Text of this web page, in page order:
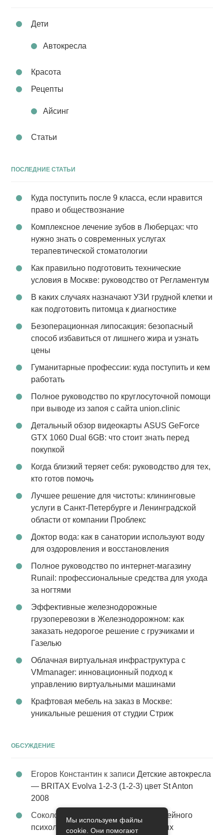
Дети
Автокресла
Красота
Рецепты
Айсинг
Статьи
ПОСЛЕДНИЕ СТАТЬИ
Куда поступить после 9 класса, если нравится
право и обществознание
Комплексное лечение зубов в Люберцах: что
нужно знать о современных услугах
терапевтической стоматологии
Как правильно подготовить технические
условия в Москве: руководство от Регламентум
В каких случаях назначают УЗИ грудной клетки и
как подготовить питомца к диагностике
Безоперационная липосакция: безопасный
способ избавиться от лишнего жира и узнать
цены
Гуманитарные профессии: куда поступить и кем
работать
Полное руководство по круглосуточной помощи
при выводе из запоя с сайта union.clinic
Детальный обзор видеокарты ASUS GeForce
GTX 1060 Dual 6GB: что стоит знать перед
покупкой
Когда близкий теряет себя: руководство для тех,
кто готов помочь
Лучшее решение для чистоты: клининговые
услуги в Санкт-Петербурге и Ленинградской
области от компании Проблекс
Доктор вода: как в санатории используют воду
для оздоровления и восстановления
Полное руководство по интернет-магазину
Runail: профессиональные средства для ухода
за ногтями
Эффективные железнодорожные
грузоперевозки в Железнодорожном: как
заказать недорогое решение с грузчиками и
Газелью
Облачная виртуальная инфраструктура с
VMmanager: инновационный подход к
управлению виртуальными машинами
Крафтовая мебель на заказ в Москве:
уникальные решения от студии Стриж
ОБСУЖДЕНИЕ
Егоров Константин к записиДетские автокресла
— BRITAX Evolva 1-2-3 (1-2-3) цвет St Anton
2008
Соколова Эльза
Услуги семейного
психолога – стабильность в семейных
Мы используем файлы
cookie. Они помогают